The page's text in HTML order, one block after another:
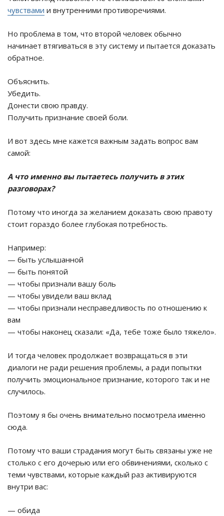
чувствами и внутренними противоречиями.
Но проблема в том, что второй человек обычно
начинает втягиваться в эту систему и пытается доказать
обратное.
Объяснить.
Убедить.
Донести свою правду.
Получить признание своей боли.
И вот здесь мне кажется важным задать вопрос вам
самой:
А что именно вы пытаетесь получить в этих
разговорах?
Потому что иногда за желанием доказать свою правоту
стоит гораздо более глубокая потребность.
Например:
— быть услышанной
— быть понятой
— чтобы признали вашу боль
— чтобы увидели ваш вклад
— чтобы признали несправедливость по отношению к
вам
— чтобы наконец сказали: «Да, тебе тоже было тяжело».
И тогда человек продолжает возвращаться в эти
диалоги не ради решения проблемы, а ради попытки
получить эмоциональное признание, которого так и не
случилось.
Поэтому я бы очень внимательно посмотрела именно
сюда.
Потому что ваши страдания могут быть связаны уже не
столько с его дочерью или его обвинениями, сколько с
теми чувствами, которые каждый раз активируются
внутри вас:
— обида